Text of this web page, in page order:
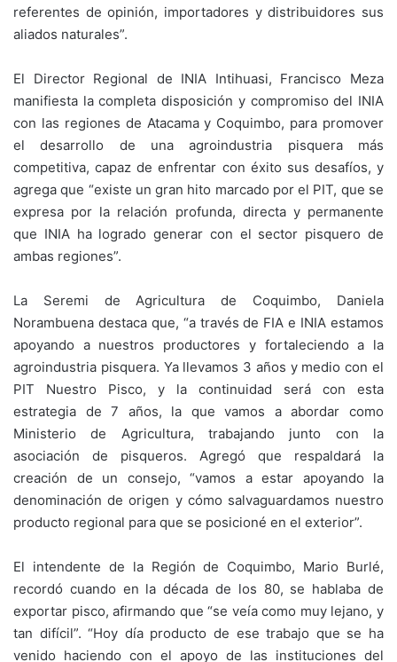
referentes de opinión, importadores y distribuidores sus
aliados naturales”.
El Director Regional de INIA Intihuasi, Francisco Meza
manifiesta la completa disposición y compromiso del INIA
con las regiones de Atacama y Coquimbo, para promover
el desarrollo de una agroindustria pisquera más
competitiva, capaz de enfrentar con éxito sus desafíos, y
agrega que “existe un gran hito marcado por el PIT, que se
expresa por la relación profunda, directa y permanente
que INIA ha logrado generar con el sector pisquero de
ambas regiones”.
La Seremi de Agricultura de Coquimbo, Daniela
Norambuena destaca que, “a través de FIA e INIA estamos
apoyando a nuestros productores y fortaleciendo a la
agroindustria pisquera. Ya llevamos 3 años y medio con el
PIT Nuestro Pisco, y la continuidad será con esta
estrategia de 7 años, la que vamos a abordar como
Ministerio de Agricultura, trabajando junto con la
asociación de pisqueros. Agregó que respaldará la
creación de un consejo, “vamos a estar apoyando la
denominación de origen y cómo salvaguardamos nuestro
producto regional para que se posicioné en el exterior”.
El intendente de la Región de Coquimbo, Mario Burlé,
recordó cuando en la década de los 80, se hablaba de
exportar pisco, afirmando que “se veía como muy lejano, y
tan difícil”. “Hoy día producto de ese trabajo que se ha
venido haciendo con el apoyo de las instituciones del